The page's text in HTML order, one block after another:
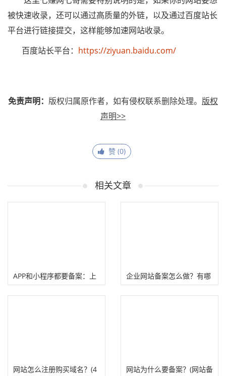
被快速收录，还可以通过高质量的外链，以及通过百度站长
平台进行链接提交，这样能够加速网站收录。
百度站长平台： https://ziyuan.baidu.com/
免责声明： 版权归属原作者，如有侵权联系删除处理。 版权
声明>>
赞 (0)
相关文章
APP和小程序都要备案：上
百次网站备案经验老站长怎
企业网站备案怎么做？有哪
些流程、注意事项！
网站怎么注册购买域名？(4 网站为什么要备案？(网站备